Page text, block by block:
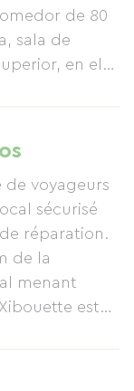
de 80
sala de
en el
con
hectárea
una pista de
ping-pong y
el
verde
cálida
voyageurs
sécurisé
réparation.
de la
menant
est